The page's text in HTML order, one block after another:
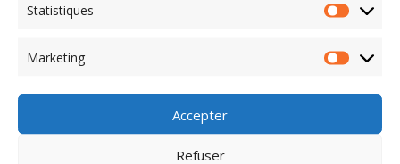
Statistiques
Marketing
Accepter
Refuser
Avenue de Dunkerque